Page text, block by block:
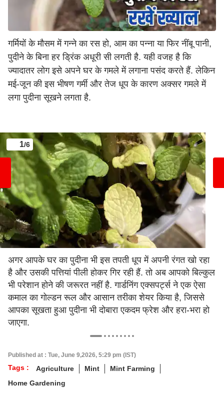
गर्मियों के मौसम में गन्ने का रस हो, आम का पन्ना या फिर नींबू पानी,
पुदीने के बिना हर ड्रिंक अधूरी सी लगती है. यही वजह है कि
ज्यादातर लोग इसे अपने घर के गमले में लगाना पसंद करते हैं. लेकिन
मई-जून की इस भीषण गर्मी और तेज धूप के कारण अक्सर गमले में
लगा पुदीना सूखने लगता है.
1/6
अगर आपके घर का पुदीना भी इस तपती धूप में अपनी रंगत खो रहा
है और उसकी पत्तियां पीली होकर गिर रही हैं. तो अब आपको बिल्कुल
भी परेशान होने की जरूरत नहीं है. गार्डनिंग एक्सपर्ट्स ने एक ऐसा
कमाल का गोल्डन रूल और आसान तरीका शेयर किया है, जिससे
आपका सूखता हुआ पुदीना भी दोबारा एकदम फ्रेश और हरा-भरा हो
जाएगा.
Published at : Tue, June 9,2026, 5:29 pm (IST)
Tags : Agriculture Mint
Mint Farming
Home Gardening